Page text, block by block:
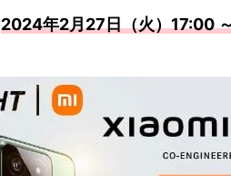
2024年2月27日（火）17:00